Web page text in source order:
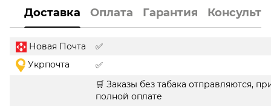
Доставка Оплата Гарантия
Новая Почта
✅
Укрпочта
✅
🛒 Заказы без табака отправляются,
полной оплате